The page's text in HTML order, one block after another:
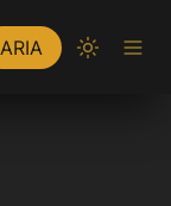
ARIA